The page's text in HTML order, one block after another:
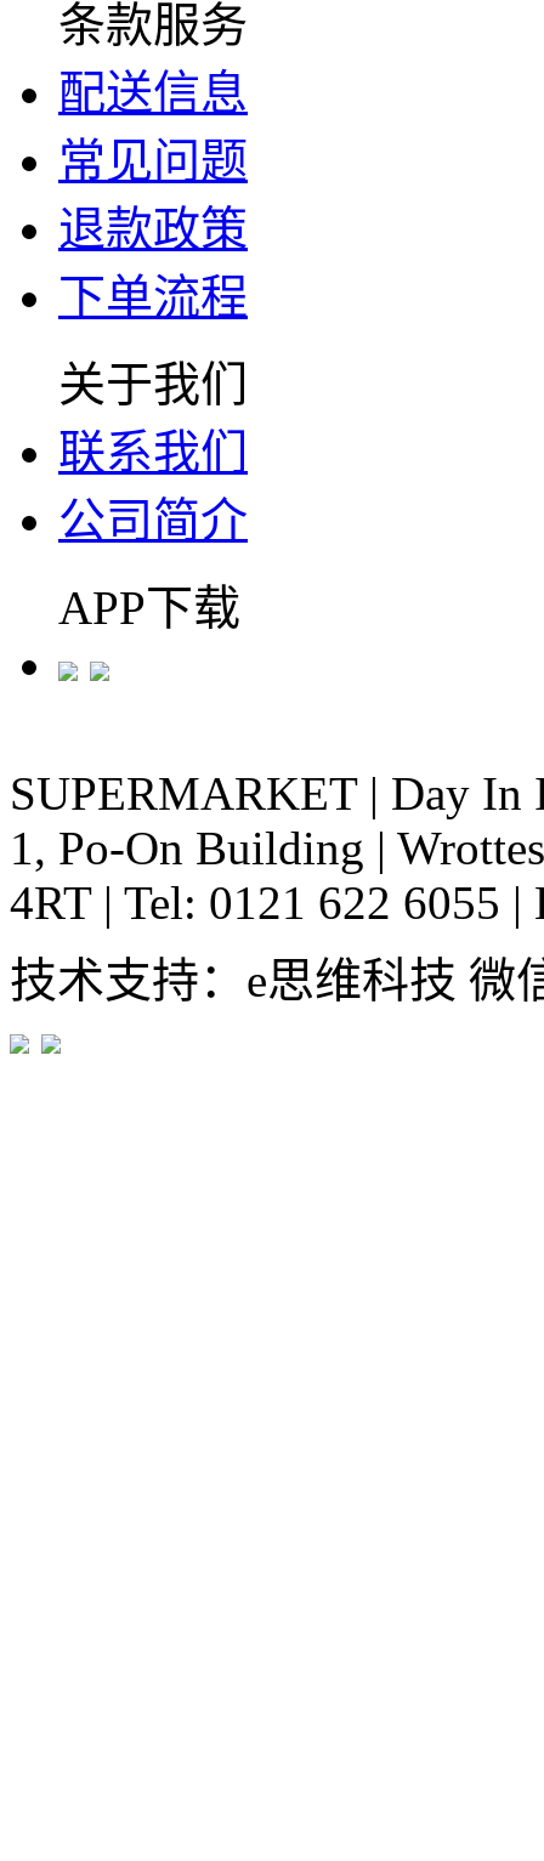
条款服务
配送信息
常见问题
退款政策
下单流程
关于我们
联系我们
公司简介
APP下载
SUPERMARKET | Day In
1, Po-On Building |
4RT | Tel: 0121 622 6055 |
技术支持：e思维科技 微